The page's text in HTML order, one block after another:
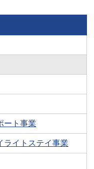
ート事業
ライトステイ事業